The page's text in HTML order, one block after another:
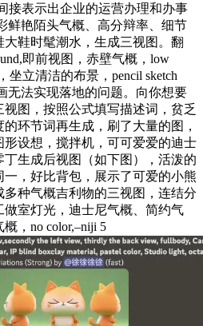
接表示出企业的运营办理和办事
鲜艳陌头气概、高分辩率、细节
鞋时髦潮水，生成三视图。翻
即前视图，赤壁气概，low
坐立清洁的布景，pencil sketch
无法实现落地的问题。向你想要
图，按照公式填写描述词，贫乏
环节词再生成，刷了大量的图，
设想，搅拌机，可可爱爱的迪士
生成后视图（如下图），活泼的
，好比背包，展示了可爱的小熊
种气概吉利物的三视图，连结分
室灯光，迪士尼气概、简约气
，no color,–niji 5